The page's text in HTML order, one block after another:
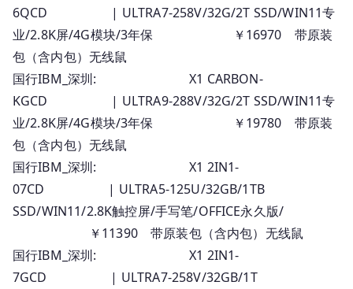
6QCD | ULTRA7-258V/32G/2T SSD/WIN11专
业/2.8K屏/4G模块/3年保 ￥16970 带原装
包（含内包）无线鼠
国行IBM_深圳: X1 CARBON-
KGCD | ULTRA9-288V/32G/2T SSD/WIN11专
业/2.8K屏/4G模块/3年保 ￥19780 带原装
包（含内包）无线鼠
国行IBM_深圳: X1 2IN1-
07CD | ULTRA5-125U/32GB/1TB
SSD/WIN11/2.8K触控屏/手写笔/OFFICE永久版/
￥11390 带原装包（含内包）无线鼠
国行IBM_深圳: X1 2IN1-
7GCD | ULTRA7-258V/32GB/1T